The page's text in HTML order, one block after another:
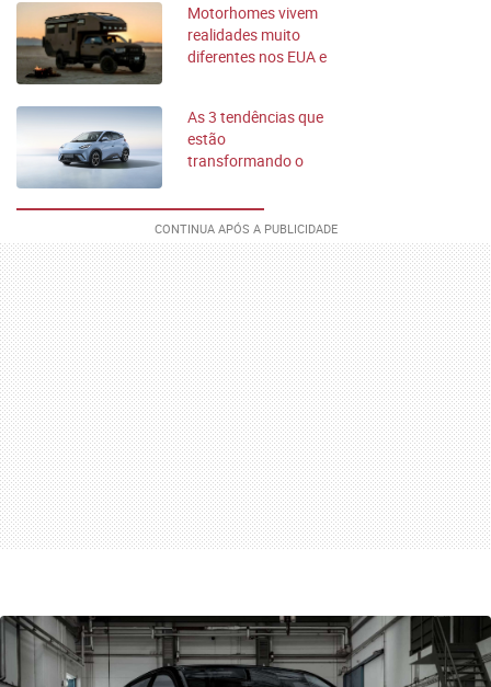
Motorhomes vivem
realidades muito
diferentes nos EUA e
As 3 tendências que
estão
transformando o
no Brasil